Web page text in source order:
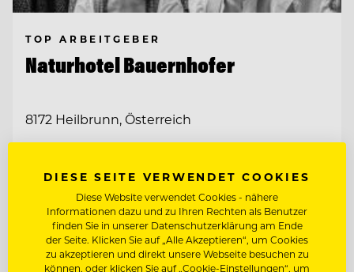
TOP ARBEITGEBER
Naturhotel Bauernhofer
8172 Heilbrunn, Österreich
AUF WEGBEGLEITERINN
RESTAURANTLEITUNG STELLVERTRETUNG
Entdecke alle Jobs
DIESE SEITE VERWENDET COOKIES
Diese Website verwendet Cookies - nähere
Informationen dazu und zu Ihren Rechten als Benutzer
finden Sie in unserer Datenschutzerklärung am Ende
der Seite. Klicken Sie auf „Alle Akzeptieren“, um Cookies
zu akzeptieren und direkt unsere Webseite besuchen zu
können, oder klicken Sie auf „Cookie-Einstellungen“, um